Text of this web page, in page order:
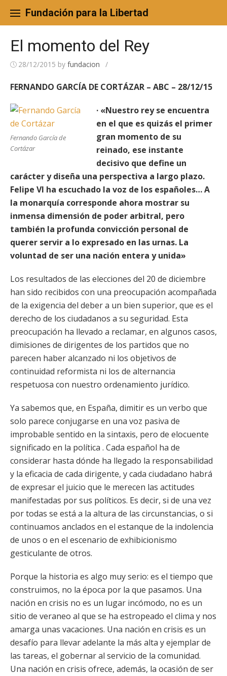
content
Fundación para la Libertad
El momento del Rey
28/12/2015 by fundacion /
FERNANDO GARCÍA DE CORTÁZAR – ABC – 28/12/15
Fernando García de
Cortázar
· «Nuestro rey se encuentra
en el que es quizás el primer
gran momento de su
reinado, ese instante
decisivo que define un
carácter y diseña una perspectiva a largo plazo.
Felipe VI ha escuchado la voz de los españoles… A
la monarquía corresponde ahora mostrar su
inmensa dimensión de poder arbitral, pero
también la profunda convicción personal de
querer servir a lo expresado en las urnas. La
voluntad de ser una nación entera y unida»
Los resultados de las elecciones del 20 de diciembre
han sido recibidos con una preocupación acompañada
de la exigencia del deber a un bien superior, que es el
derecho de los ciudadanos a su seguridad. Esta
preocupación ha llevado a reclamar, en algunos casos,
dimisiones de dirigentes de los partidos que no
parecen haber alcanzado ni los objetivos de
continuidad reformista ni los de alternancia
respetuosa con nuestro ordenamiento jurídico.
Ya sabemos que, en España, dimitir es un verbo que
solo parece conjugarse en una voz pasiva de
improbable sentido en la sintaxis, pero de elocuente
significado en la política . Cada español ha de
considerar hasta dónde ha llegado la responsabilidad
y la eficacia de cada dirigente, y cada ciudadano habrá
de expresar el juicio que le merecen las actitudes
manifestadas por sus políticos. Es decir, si de una vez
por todas se está a la altura de las circunstancias, o si
continuamos anclados en el estanque de la indolencia
de unos o en el escenario de exhibicionismo
gesticulante de otros.
Porque la historia es algo muy serio: es el tiempo que
construimos, no la época por la que pasamos. Una
nación en crisis no es un lugar incómodo, no es un
sitio de veraneo al que se ha estropeado el clima y nos
amarga unas vacaciones. Una nación en crisis es un
desafío para llevar adelante la más alta y ejemplar de
las tareas, el gobernar al servicio de la comunidad.
Una nación en crisis ofrece, además, la ocasión de ser